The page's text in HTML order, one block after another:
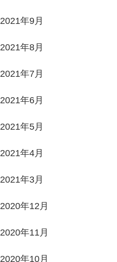
2021年9月
2021年8月
2021年7月
2021年6月
2021年5月
2021年4月
2021年3月
2020年12月
2020年11月
2020年10月